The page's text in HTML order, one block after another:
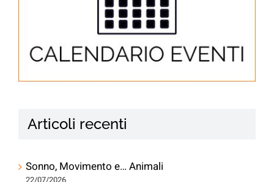
Articoli recenti
Sonno, Movimento e… Animali
22/07/2026